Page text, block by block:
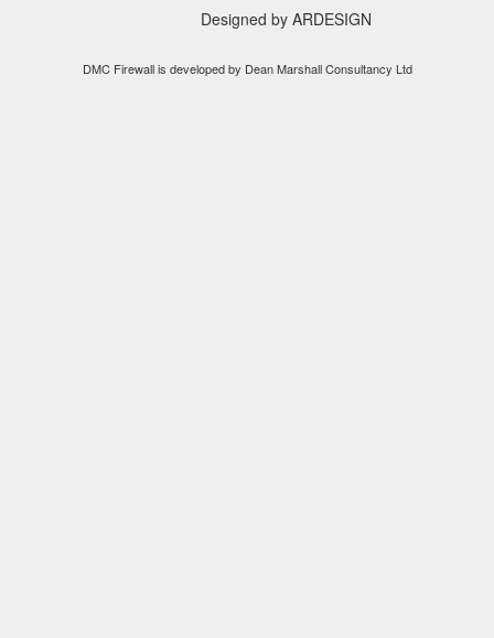
Designed by ARDESIGN
DMC Firewallis developed by Dean Marshall Consultancy Ltd